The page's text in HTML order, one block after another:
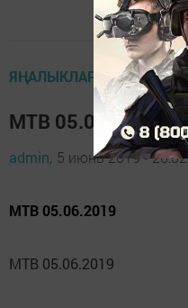
ЯҢАЛЫКЛАР
МТВ 05.06.2019
admin, 5 июнь 2019 - 20:32
МТВ 05.06.2019
МТВ 05.06.2019